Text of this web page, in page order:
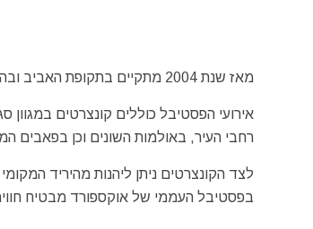
מאז שנת 2004 מתקיים בתקופת האביב ובהתמדה מידי שנה, אחד הפסטיבלים היפים והאיכותיים של העיר "אוקספורד" – Oxford.
אירועי הפסטיבל כוללים קונצרטים במגוון
רחבי העיר, באולמות השונים וכן בפאבים
לצד הקונצרטים ניתן ליהנות מהיריד
בפסטיבל העממי של אוקספורד מבטיח